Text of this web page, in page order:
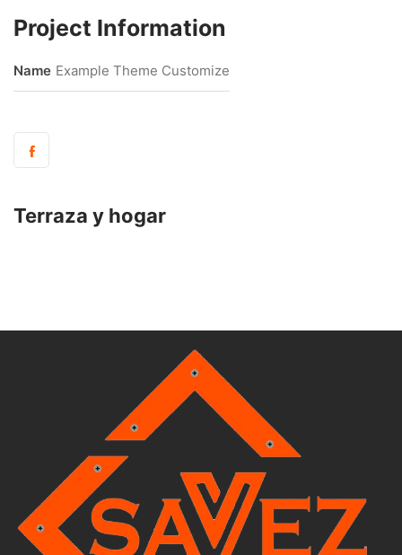
Project Information
Name Example Theme Customize
Terraza y hogar